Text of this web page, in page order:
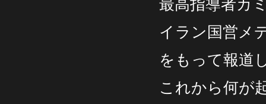
最高指導者カ
イラン国営メ
をもって報道
これから何が